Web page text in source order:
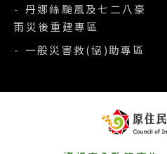
- 丹娜絲颱風及七二八豪
雨災後重建專區
- 一般災害救(協)助專區